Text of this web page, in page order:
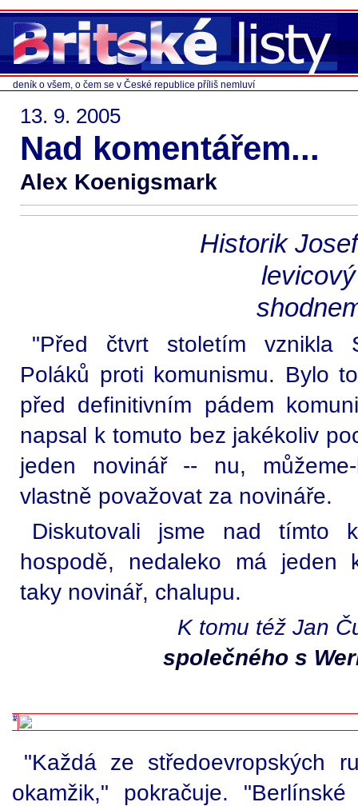
deník o všem, o čem se v České republice příliš nemluví
13. 9. 2005
Nad komentářem...
Alex Koenigsmark
Historik
"Před čtvrt stoletím vznikla
Poláků proti komunismu. Bylo
před definitivním pádem
napsal k tomuto bez jakékoliv
jeden novinář -- nu,
vlastně považovat za novináře.
Diskutovali jsme nad tímto
hospodě, nedaleko má jeden
taky novinář, chalupu.
K tomu též Jan
společného s
"Každá ze středoevropských
okamžik," pokračuje.